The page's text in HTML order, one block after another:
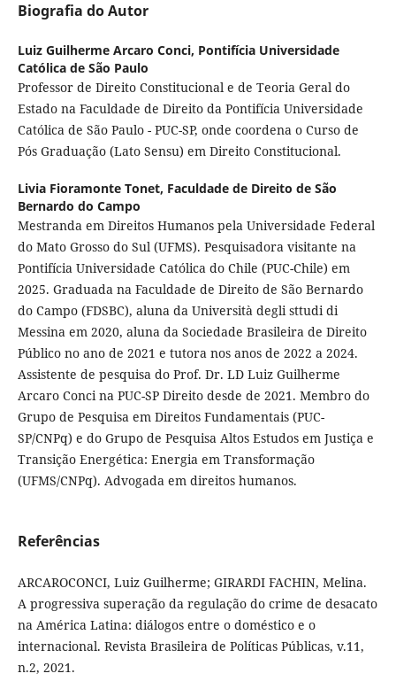
Biografia do Autor
Luiz Guilherme Arcaro Conci, Pontifícia Universidade
Católica de São Paulo
Professor de Direito Constitucional e de Teoria Geral do
Estado na Faculdade de Direito da Pontifícia Universidade
Católica de São Paulo - PUC-SP, onde coordena o Curso de
Pós Graduação (Lato Sensu) em Direito Constitucional.
Livia Fioramonte Tonet, Faculdade de Direito de São
Bernardo do Campo
Mestranda em Direitos Humanos pela Universidade Federal
do Mato Grosso do Sul (UFMS). Pesquisadora visitante na
Pontifícia Universidade Católica do Chile (PUC-Chile) em
2025. Graduada na Faculdade de Direito de São Bernardo
do Campo (FDSBC), aluna da Università degli sttudi di
Messina em 2020, aluna da Sociedade Brasileira de Direito
Público no ano de 2021 e tutora nos anos de 2022 a 2024.
Assistente de pesquisa do Prof. Dr. LD Luiz Guilherme
Arcaro Conci na PUC-SP Direito desde de 2021. Membro do
Grupo de Pesquisa em Direitos Fundamentais (PUC-
SP/CNPq) e do Grupo de Pesquisa Altos Estudos em Justiça e
Transição Energética: Energia em Transformação
(UFMS/CNPq). Advogada em direitos humanos.
Referências
ARCAROCONCI, Luiz Guilherme; GIRARDI FACHIN, Melina.
A progressiva superação da regulação do crime de desacato
na América Latina: diálogos entre o doméstico e o
internacional. Revista Brasileira de Políticas Públicas, v.11,
n.2, 2021.